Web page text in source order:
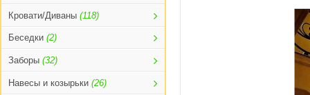
Кровати/Диваны (118)
Беседки (2)
Заборы (32)
Навесы и козырьки (26)